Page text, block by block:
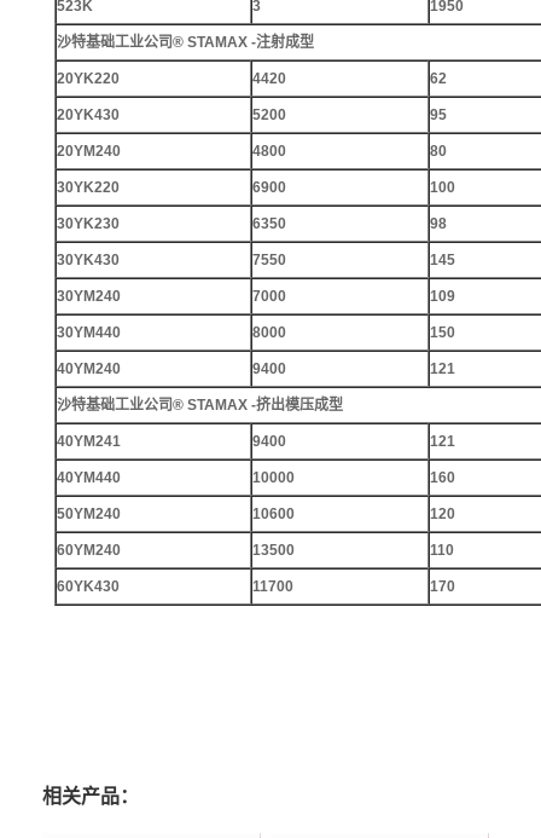
523K 3 1950
沙特基础工业公司® STAMAX -注射成型
20YK220 4420 62
20YK430 5200 95
20YM240 4800 80
30YK220 6900 100
30YK230 6350 98
30YK430 7550 145
30YM240 7000 109
30YM440 8000 150
40YM240 9400 121
沙特基础工业公司® STAMAX -挤出模压成型
40YM241 9400 121
40YM440 10000 160
50YM240 10600 120
60YM240 13500 110
60YK430 11700 170
相关产品：